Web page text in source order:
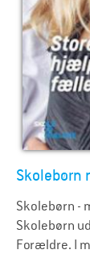
Skolebørn
Skolebørn -
Skolebørn
Forældre. I